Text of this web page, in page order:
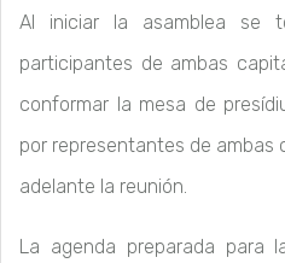
Al iniciar la asamblea
participantes de ambas
conformar la mesa de
por representantes de ambas
adelante la reunión.
La agenda preparada para